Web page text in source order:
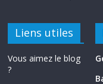
Liens utiles
Vous aimez le blog
?